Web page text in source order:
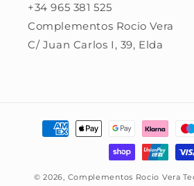
+34 965 381 525
Complementos Rocio Vera
C/ Juan Carlos I, 39, Elda
Formas
© 2026, Complementos Rocio Vera